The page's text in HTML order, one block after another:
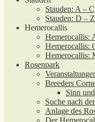
Stauden: A – C
Stauden: D – Z
Hemerocallis
Hemerocallis:
Hemerocallis:
Hemerocallis:
Rosenpark
Breeders
Sinn
Suche nach
Anlage des
Der